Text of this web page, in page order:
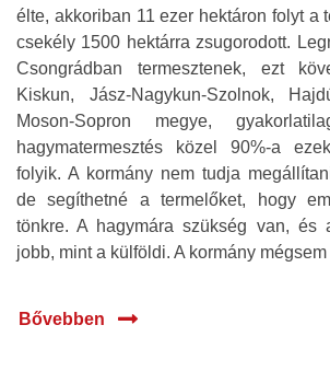
élte, akkoriban 11 ezer hektáron folyt a
csekély 1500 hektárra zsugorodott.
Csongrádban termesztenek, ezt
Kiskun, Jász-Nagykun-Szolnok,
Moson-Sopron megye,
hagymatermesztés közel 90%-a
folyik. A kormány nem tudja
de segíthetné a termelőket, hogy
tönkre. A hagymára szükség van, és
jobb, mint a külföldi. A kormány
Bővebben